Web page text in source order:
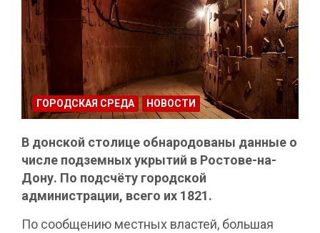
ГОРОДСКАЯ СРЕДА НОВОСТИ
В донской столице обнародованы данные о
числе подземных укрытий в Ростове-на-
Дону. По подсчёту городской
администрации, всего их 1821.
По сообщению местных властей, большая